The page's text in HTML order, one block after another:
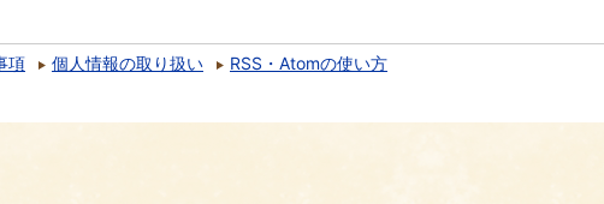
項 個人情報の取り扱い
RSS・Atomの使い方